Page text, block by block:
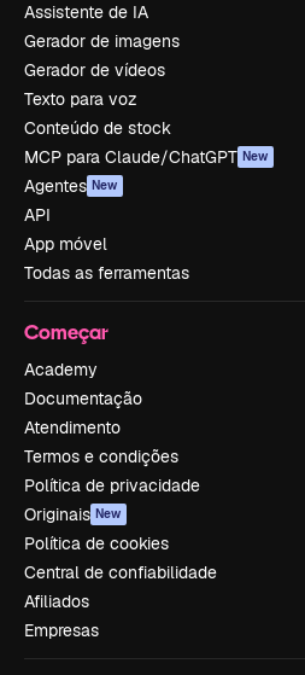
Assistente de IA
Gerador de imagens
Gerador de vídeos
Texto para voz
Conteúdo de stock
MCP para Claude/ChatGPT New
Agentes New
API
App móvel
Todas as ferramentas
Começar
Academy
Documentação
Atendimento
Termos e condições
Política de privacidade
Originais New
Política de cookies
Central de confiabilidade
Afiliados
Empresas